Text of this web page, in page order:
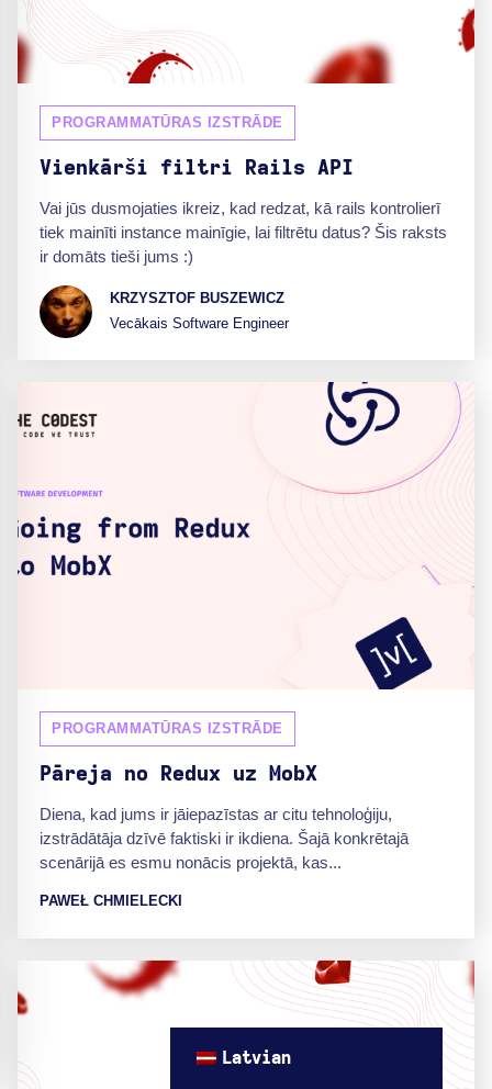
PROGRAMMATŪRAS IZSTRĀDE
Vienkārši filtri Rails API
Vai jūs dusmojaties ikreiz, kad redzat, kā rails kontrolierī
tiek mainīti instance mainīgie, lai filtrētu datus? Šis raksts
ir domāts tieši jums :)
KRZYSZTOF BUSZEWICZ
Vecākais Software Engineer
PROGRAMMATŪRAS IZSTRĀDE
Pāreja no Redux uz MobX
Diena, kad jums ir jāiepazīstas ar citu tehnoloģiju,
izstrādātāja dzīvē faktiski ir ikdiena. Šajā konkrētajā
scenārijā es esmu nonācis projektā, kas...
PAWEŁ CHMIELECKI
Latvian